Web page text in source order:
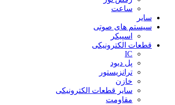
ساعت
سایر
سیستم های صوتی
اسپیکر
قطعات الکترونیکی
IC
پل دیود
ترانزیستور
خازن
سایر قطعات الکترونیکی
مقاومت